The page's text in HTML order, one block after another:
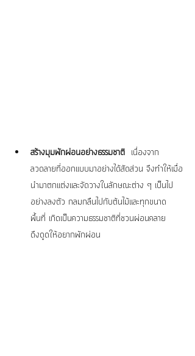
สร้างมุมพักผ่อนอย่างธรรมชาติ
  เนื่องจาก
ลวดลายที่ออกแบบมาอย่างได้สัดส่วน จึงทำให้เมื่อ
นำมาตกแต่งและจัดวางในลักษณะต่าง ๆ เป็นไป
อย่างลงตัว กลมกลืนไปกับต้นไม้และทุกขนาด
พื้นที่ เกิดเป็นความธรรมชาติที่ชวนผ่อนคลาย
ดึงดูดให้อยากพักผ่อน